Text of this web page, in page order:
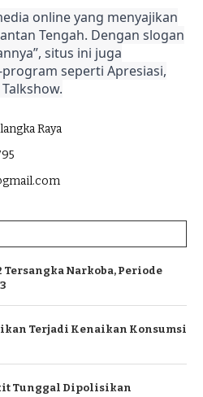
online yang menyajikan
Tengah. Dengan slogan
situs ini juga
seperti Apresiasi,
Raya
Narkoba, Periode
Terjadi Kenaikan Konsumsi
Tunggal Dipolisikan